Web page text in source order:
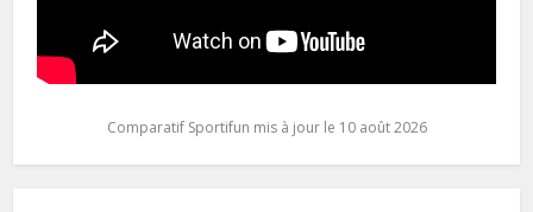
Comparatif Sportifun mis à jour le 10 août 2026